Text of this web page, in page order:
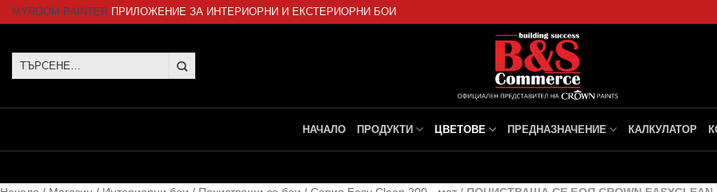
SkipMYROOM-PAINTER ПРИЛОЖЕНИЕ ЗА ИНТЕРИОРНИ И ЕКСТЕРИОРНИ БОИ
Търсене
НАЧАЛО ПРОДУКТИ ЦВЕТОВЕ ПРЕДНАЗНАЧЕНИЕ КАЛКУЛАТОР